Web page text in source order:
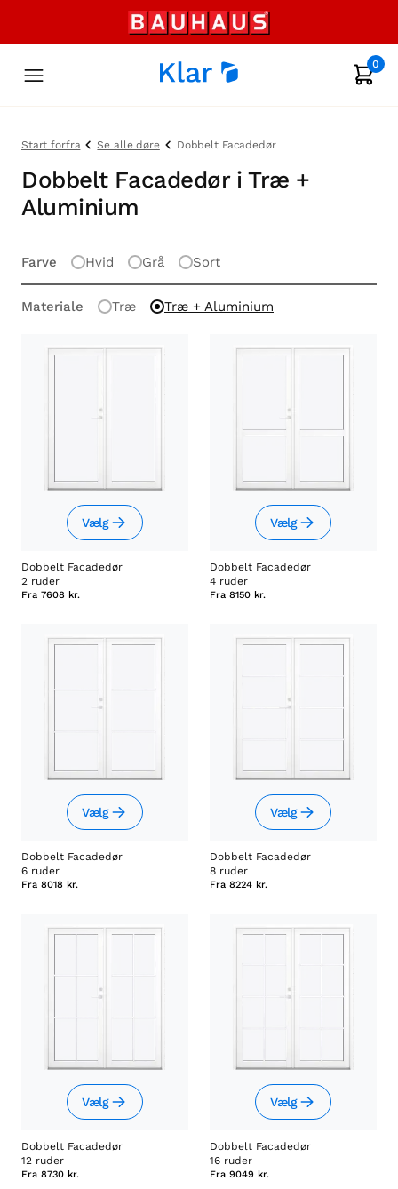
0
Start forfra Se alle døre Dobbelt Facadedør
Dobbelt Facadedør i Træ +
Aluminium
Farve Hvid Grå Sort
Materiale Træ Træ + Aluminium
Vælg
Dobbelt Facadedør
2 ruder
Fra 7608 kr.
Vælg
Dobbelt Facadedør
4 ruder
Fra 8150 kr.
Vælg
Dobbelt Facadedør
6 ruder
Fra 8018 kr.
Vælg
Dobbelt Facadedør
8 ruder
Fra 8224 kr.
Vælg
Dobbelt Facadedør
12 ruder
Fra 8730 kr.
Vælg
Dobbelt Facadedør
16 ruder
Fra 9049 kr.